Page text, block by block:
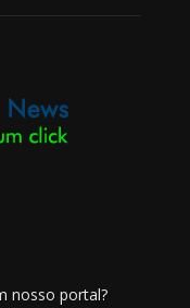
nosso portal?